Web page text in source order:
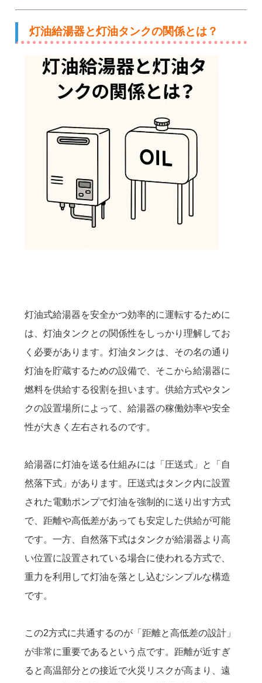
灯油給湯器と灯油タンクの関係とは？
灯油式給湯器を安全かつ効率的に運転するために
は、灯油タンクとの関係性をしっかり理解してお
く必要があります。灯油タンクは、その名の通り
灯油を貯蔵するための設備で、そこから給湯器に
燃料を供給する役割を担います。供給方式やタン
クの設置場所によって、給湯器の稼働効率や安全
性が大きく左右されるのです。
給湯器に灯油を送る仕組みには「圧送式」と「自
然落下式」があります。圧送式はタンク内に設置
された電動ポンプで灯油を強制的に送り出す方式
で、距離や高低差があっても安定した供給が可能
です。一方、自然落下式はタンクが給湯器より高
い位置に設置されている場合に使われる方式で、
重力を利用して灯油を落とし込むシンプルな構造
です。
この2方式に共通するのが「距離と高低差の設計」
が非常に重要であるという点です。距離が近すぎ
ると高温部分との接近で火災リスクが高まり、遠